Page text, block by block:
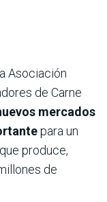
Asociación
de Carne
mercados
para un
produce,
de